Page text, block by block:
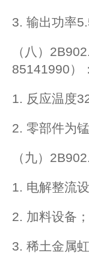
3. 输出功率
（八）
85141990）：
1. 反应温度
2. 零部件为
（九）
1. 电解整流设
2. 加料设备；
3. 稀土金属